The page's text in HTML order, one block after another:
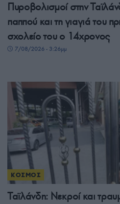
Πυροβολισμοί στην
παππού και τη γιαγιά του
σχολείο του ο 14χρονος
7/08/2026 - 3:26μμ
ΚΟΣΜΟΣ
Ταϊλάνδη: Νεκροί και